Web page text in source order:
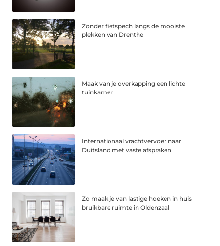
Zonder fietspech langs de mooiste
plekken van Drenthe
Maak van je overkapping een lichte
tuinkamer
Internationaal vrachtvervoer naar
Duitsland met vaste afspraken
Zo maak je van lastige hoeken in huis
bruikbare ruimte in Oldenzaal